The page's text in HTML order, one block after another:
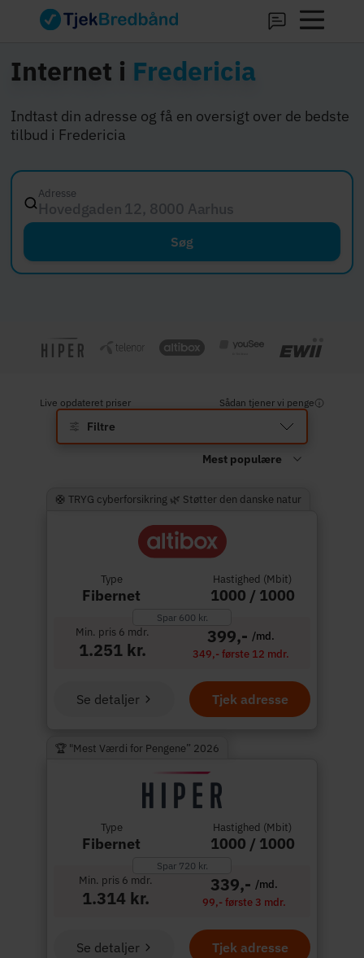
Internet i Fredericia
Indtast din adresse og få en oversigt over de bedste
tilbud i Fredericia
Adresse
Hovedgaden 12, 8000 Aarhus C
Søg
Live opdateret priser Sådan tjener vi penge
Filtre
🛟 TRYG cyberforsikring 🌿 Støtter den danske natur
Type
Fibernet
Hastighed (Mbit)
1000 / 1000
Spar 600 kr.
Min. pris 6 mdr.
1.251 kr.
399,- /md.
349,- første 12 mdr.
Tjek adresse
Se detaljer
🏆 "Mest Værdi for Pengene” 2026
Type
Fibernet
Hastighed (Mbit)
1000 / 1000
Spar 720 kr.
Min. pris 6 mdr.
1.314 kr.
339,- /md.
99,- første 3 mdr.
Tjek adresse
Se detaljer